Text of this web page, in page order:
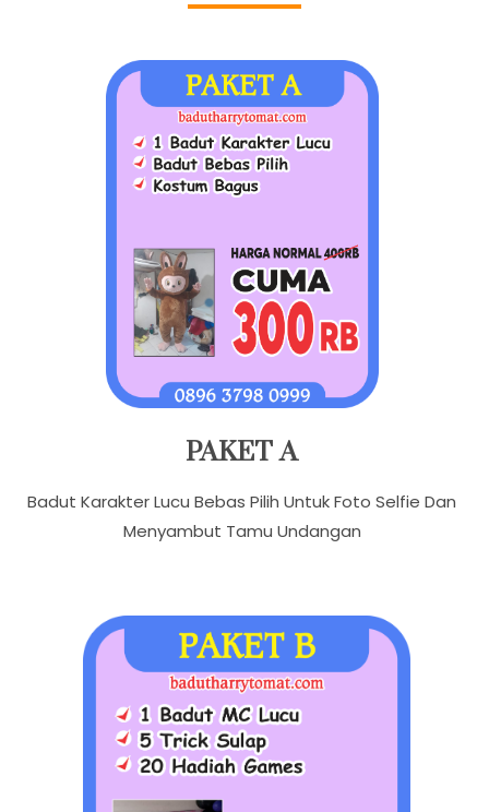
PAKET A
Badut Karakter Lucu Bebas Pilih Untuk Foto Selfie Dan
Menyambut Tamu Undangan